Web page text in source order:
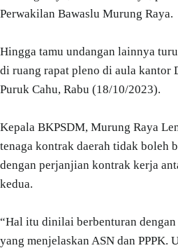
Perwakilan Bawaslu Murung Raya.
Hingga tamu undangan lainnya
di ruang rapat pleno di aula kantor
Puruk Cahu, Rabu (18/10/2023).
Kepala BKPSDM, Murung Raya
tenaga kontrak daerah tidak boleh
dengan perjanjian kontrak kerja
kedua.
“Hal itu dinilai berbenturan
yang menjelaskan ASN dan PPPK.